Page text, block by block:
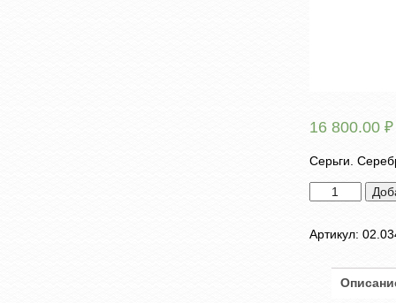
16 800.00 ₽
Серьги.
Количество
товара
"Ромашки"
Артикул: